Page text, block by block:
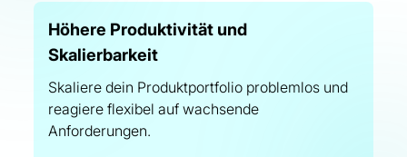
Höhere Produktivität und
Skalierbarkeit
Skaliere dein Produktportfolio problemlos und
reagiere flexibel auf wachsende
Anforderungen.